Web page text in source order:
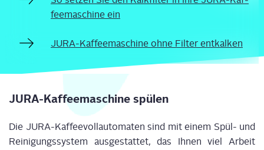
fee­ma­schi­ne ein
JURA-Kaf­fee­ma­schi­ne ohne Fil­ter entkalken
JURA-Kaf­fee­ma­schi­ne spülen
Die JURA-Kaf­fee­voll­au­to­ma­ten sind mit einem Spül- und
Rei­ni­gungs­sys­tem aus­ge­stat­tet, das Ihnen viel Arbeit